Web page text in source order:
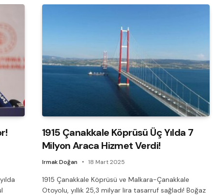
1915 Çanakkale Köprüsü Üç Yılda 7
Milyon Araca Hizmet Verdi!
Irmak Doğan 18 Mart 2025
1915 Çanakkale Köprüsü ve Malkara-Çanakkale
Otoyolu, yıllık 25,3 milyar lira tasarruf sağladı! Boğaz